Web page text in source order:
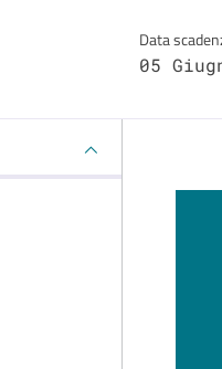
Data
05